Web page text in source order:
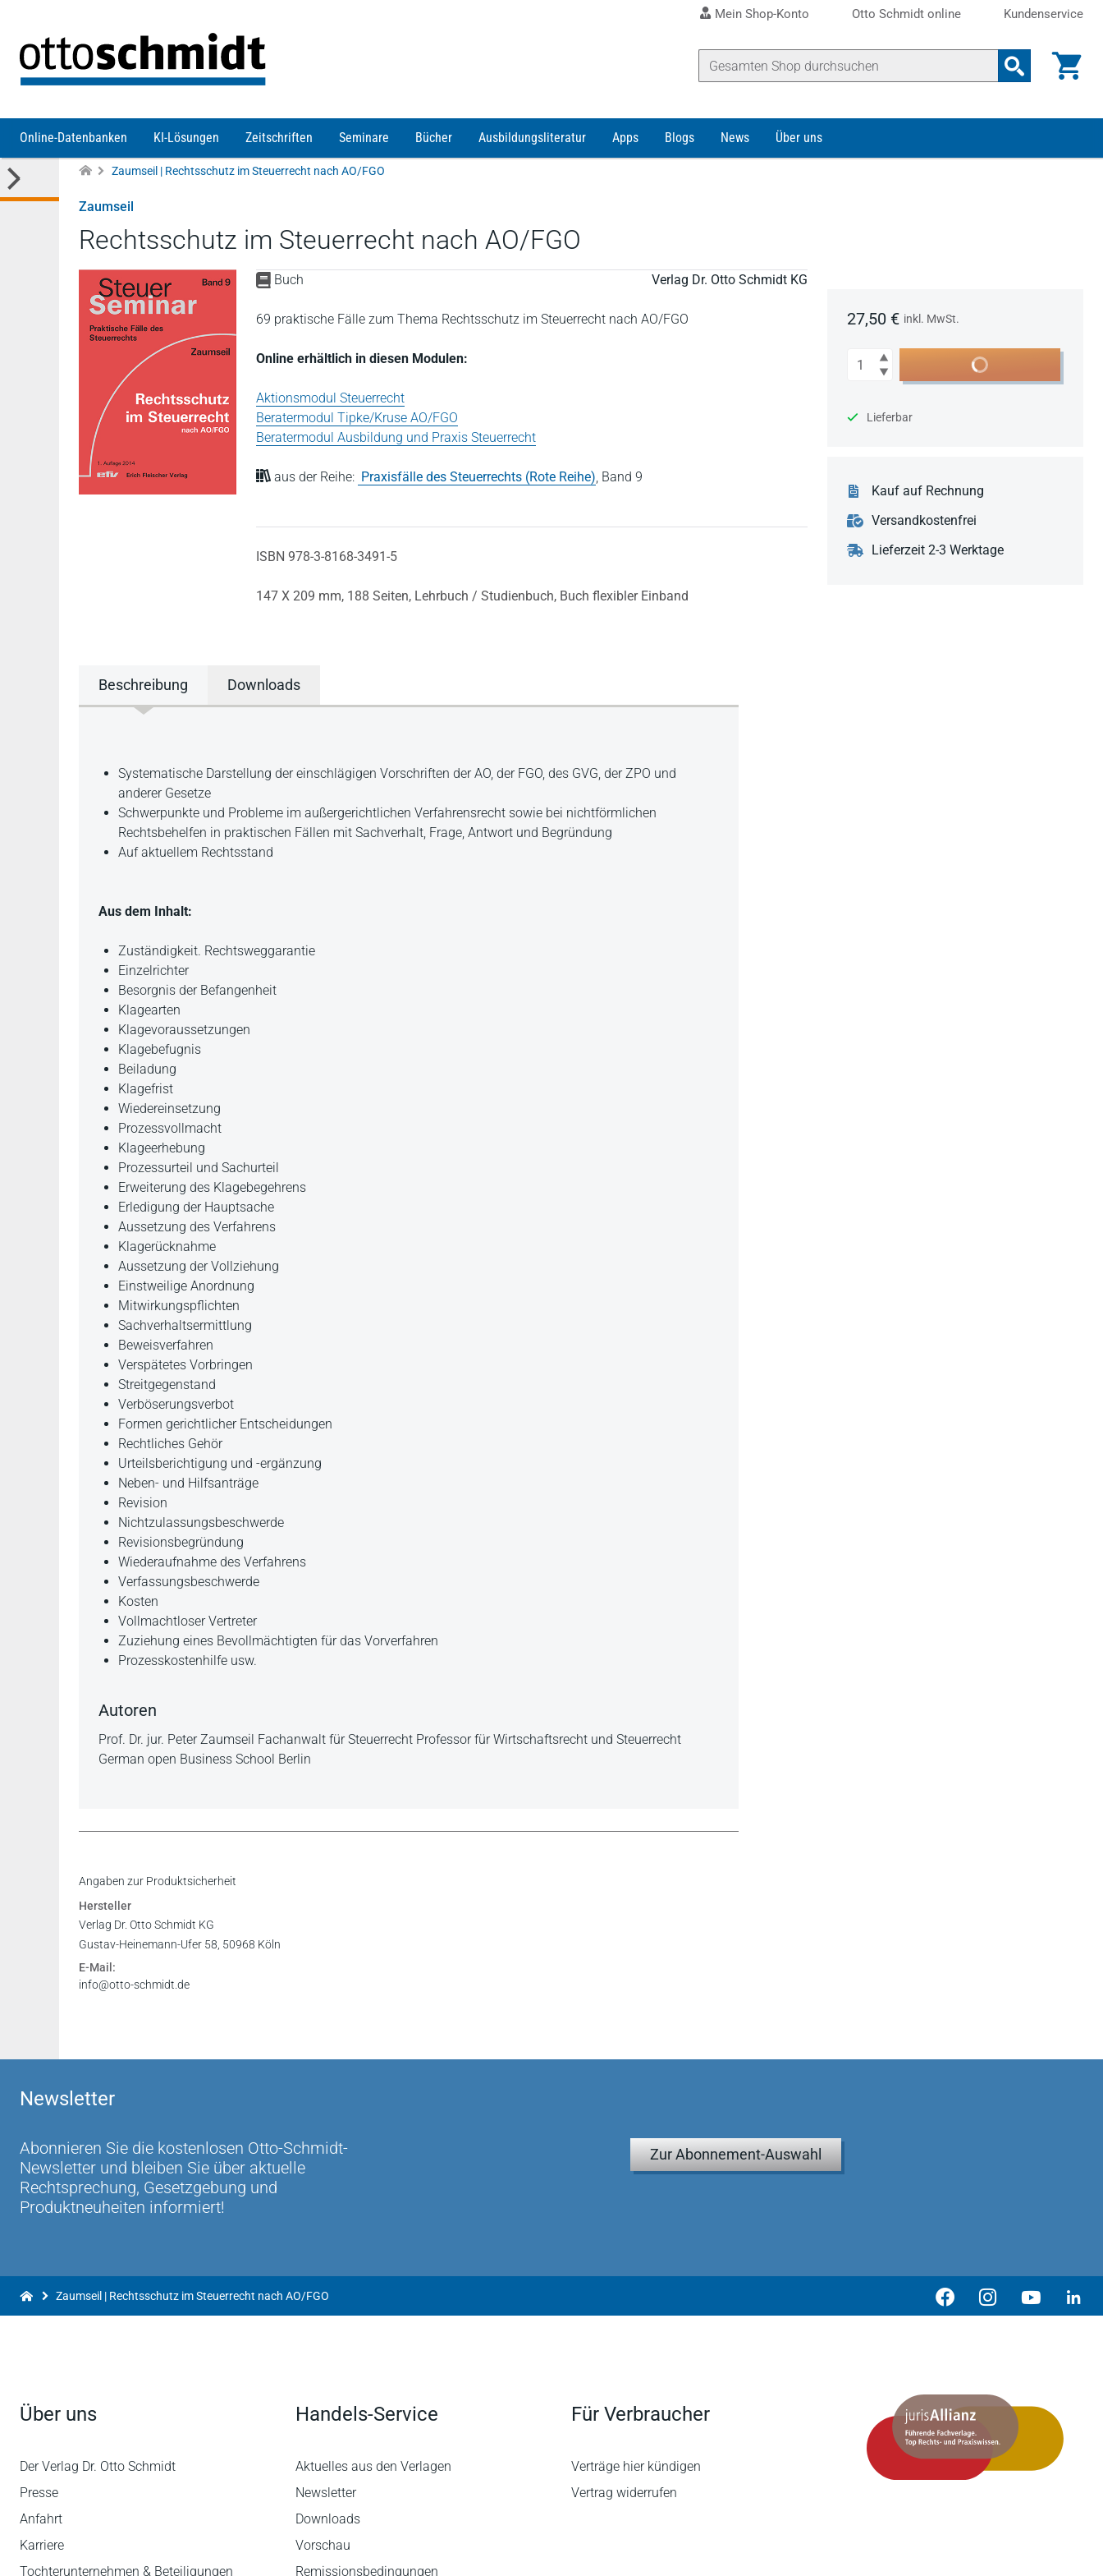
Mein Shop-Konto Otto Schmidt online Kundenservice
Online-Datenbanken KI-Lösungen Zeitschriften Seminare Bücher Ausbildungsliteratur Apps Blogs News Über uns
Zaumseil | Rechtsschutz im Steuerrecht nach AO/FGO
Zaumseil
Rechtsschutz im Steuerrecht nach AO/FGO
Buch Verlag Dr. Otto Schmidt KG
69 praktische Fälle zum Thema Rechtsschutz im Steuerrecht nach AO/FGO
Online erhältlich in diesen Modulen:
Aktionsmodul Steuerrecht
Beratermodul Tipke/Kruse AO/FGO
Beratermodul Ausbildung und Praxis Steuerrecht
aus der Reihe: Praxisfälle des Steuerrechts (Rote Reihe), Band 9
ISBN 978-3-8168-3491-5
147 X 209 mm, 188 Seiten, Lehrbuch / Studienbuch, Buch flexibler Einband
27,50 € inkl. MwSt.
Anzahl In den Warenkorb
Lieferbar
Kauf auf Rechnung
Versandkostenfrei
Lieferzeit 2-3 Werktage
Beschreibung Downloads
Beschreibung
Systematische Darstellung der einschlägigen Vorschriften der AO, der FGO, des GVG, der ZPO und
anderer Gesetze
Schwerpunkte und Probleme im außergerichtlichen Verfahrensrecht sowie bei nichtförmlichen
Rechtsbehelfen in praktischen Fällen mit Sachverhalt, Frage, Antwort und Begründung
Auf aktuellem Rechtsstand
Aus dem Inhalt:
Zuständigkeit. Rechtsweggarantie
Einzelrichter
Besorgnis der Befangenheit
Klagearten
Klagevoraussetzungen
Klagebefugnis
Beiladung
Klagefrist
Wiedereinsetzung
Prozessvollmacht
Klageerhebung
Prozessurteil und Sachurteil
Erweiterung des Klagebegehrens
Erledigung der Hauptsache
Aussetzung des Verfahrens
Klagerücknahme
Aussetzung der Vollziehung
Einstweilige Anordnung
Mitwirkungspflichten
Sachverhaltsermittlung
Beweisverfahren
Verspätetes Vorbringen
Streitgegenstand
Verböserungsverbot
Formen gerichtlicher Entscheidungen
Rechtliches Gehör
Urteilsberichtigung und -ergänzung
Neben- und Hilfsanträge
Revision
Nichtzulassungsbeschwerde
Revisionsbegründung
Wiederaufnahme des Verfahrens
Verfassungsbeschwerde
Kosten
Vollmachtloser Vertreter
Zuziehung eines Bevollmächtigten für das Vorverfahren
Prozesskostenhilfe usw.
Autoren
Prof. Dr. jur. Peter Zaumseil Fachanwalt für Steuerrecht Professor für Wirtschaftsrecht und Steuerrecht
German open Business School Berlin
Inhaltsverzeichnis
Vorwort
Leseprobe
Angaben zur Produktsicherheit
Hersteller
Verlag Dr. Otto Schmidt KG
Gustav-Heinemann-Ufer 58, 50968 Köln
E-Mail:
info@otto-schmidt.de
Newsletter
Abonnieren Sie die kostenlosen Otto-Schmidt-
Newsletter und bleiben Sie über aktuelle
Rechtsprechung, Gesetzgebung und
Produktneuheiten informiert!
Zur Abonnement-Auswahl
Zaumseil | Rechtsschutz im Steuerrecht nach AO/FGO
Über uns
Der Verlag Dr. Otto Schmidt
Presse
Anfahrt
Karriere
Tochterunternehmen & Beteiligungen
Handels-Service
Aktuelles aus den Verlagen
Newsletter
Downloads
Vorschau
Remissionsbedingungen
Für Verbraucher
Verträge hier kündigen
Vertrag widerrufen